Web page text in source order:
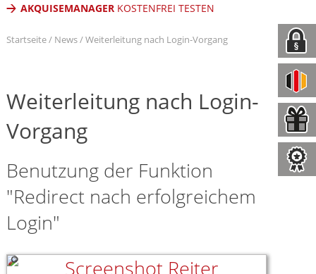
AKQUISEMANAGERKOSTENFREI TESTEN
Startseite News Weiterleitung nach Login-Vorgang
Weiterleitung nach Login-
Vorgang
Benutzung der Funktion
"Redirect nach erfolgreichem
Login"